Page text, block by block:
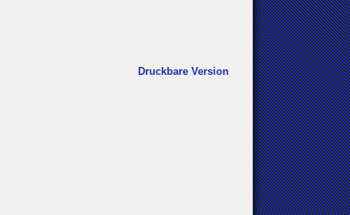
Druckbare Version